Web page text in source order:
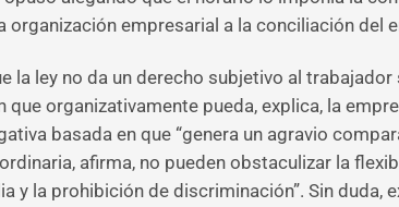
organización empresarial a la conciliación del
la ley no da un derecho subjetivo al
que organizativamente pueda, explica, la
basada en que “genera un agravio
afirma, no pueden obstaculizar la
y la prohibición de discriminación”. Sin